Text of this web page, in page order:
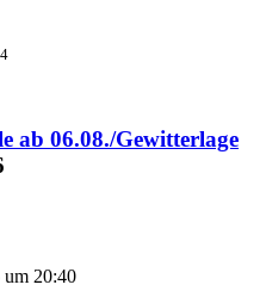
ab 06.08./Gewitterlage
um 20:40